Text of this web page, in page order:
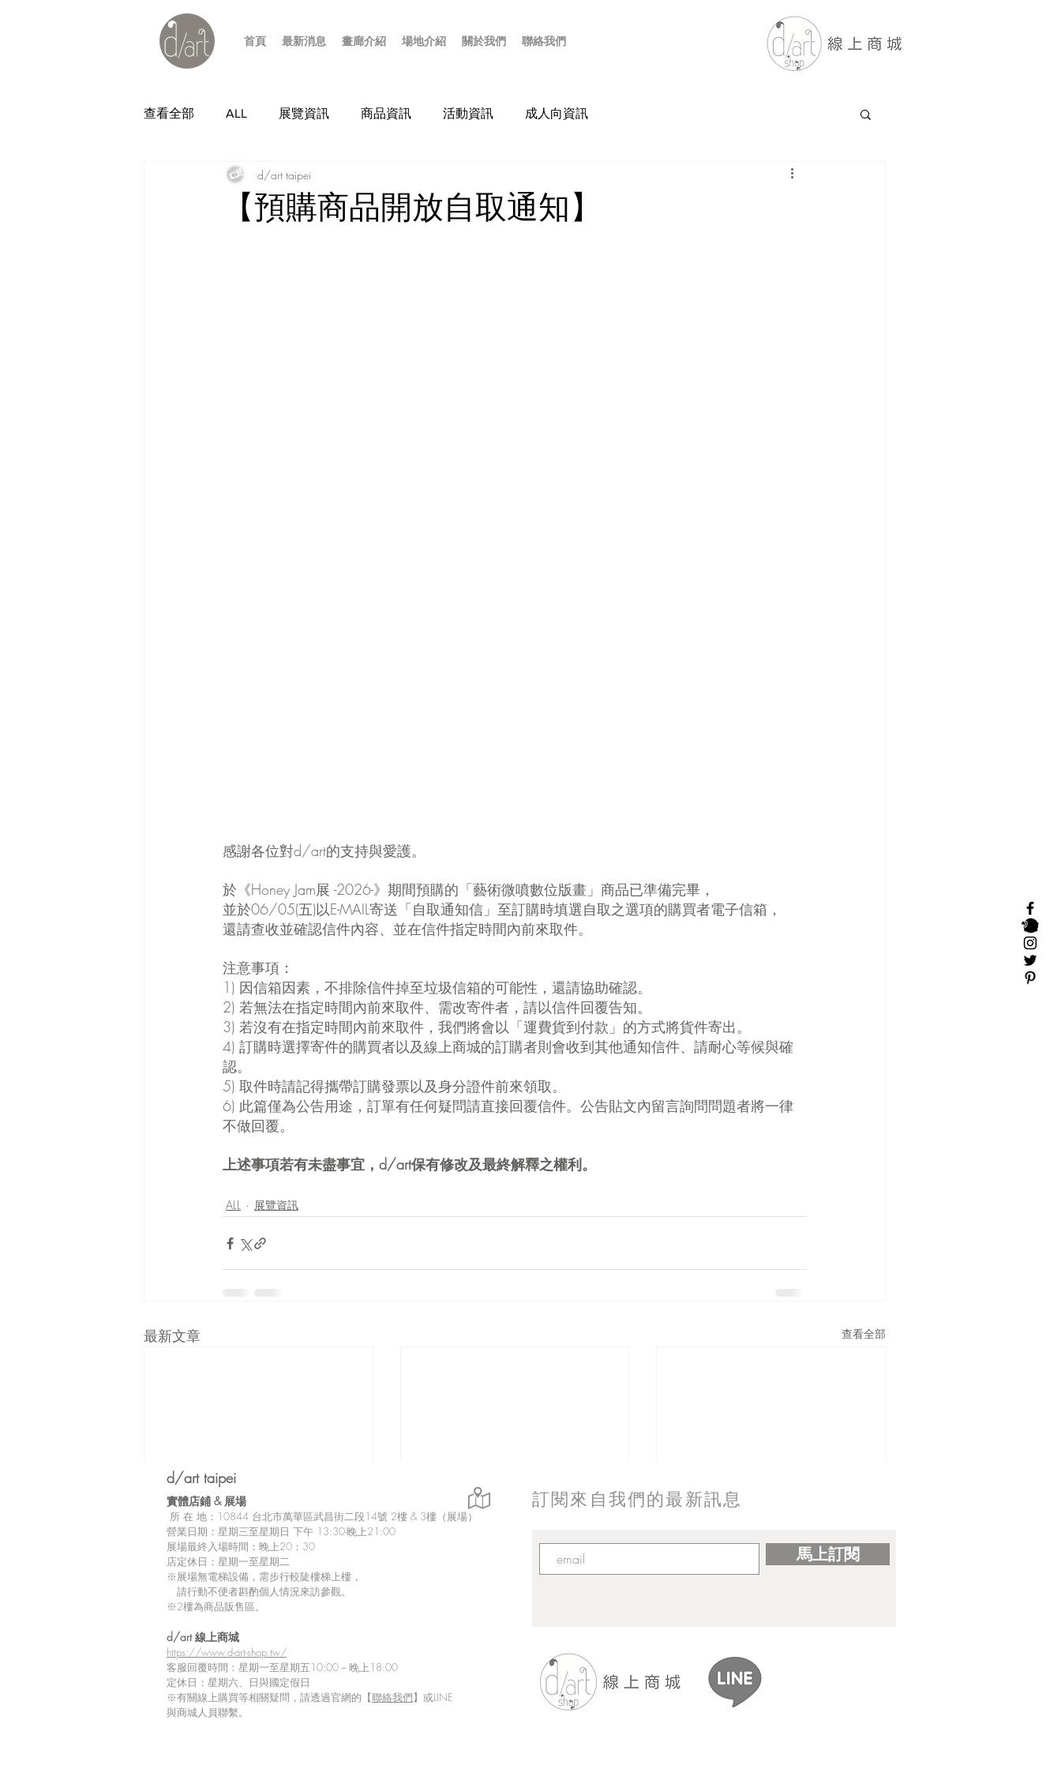
首頁 最新消息 畫廊介紹 場地介紹 關於我們 聯絡我們
查看全部 ALL 展覽資訊 商品資訊 活動資訊 成人向資訊
【預購商品開放自取通知】
d/art taipei
感謝各位對d/art的支持與愛護。
於《Honey Jam展 -2026-》期間預購的「藝術微噴數位版畫」商品已準備完畢，
並於06/05(五)以E-MAIL寄送「自取通知信」至訂購時填選自取之選項的購買者電子信箱，
還請查收並確認信件內容、並在信件指定時間內前來取件。
注意事項：
1) 因信箱因素，不排除信件掉至垃圾信箱的可能性，還請協助確認。
2) 若無法在指定時間內前來取件、需改寄件者，請以信件回覆告知。
3) 若沒有在指定時間內前來取件，我們將會以「運費貨到付款」的方式將貨件寄出。
4) 訂購時選擇寄件的購買者以及線上商城的訂購者則會收到其他通知信件、請耐心等候與確
認。
5) 取件時請記得攜帶訂購發票以及身分證件前來領取。
6) 此篇僅為公告用途，訂單有任何疑問請直接回覆信件。公告貼文內留言詢問問題者將一律
不做回覆。
上述事項若有未盡事宜，d/art保有修改及最終解釋之權利。
ALL 展覽資訊
最新文章 查看全部
撰寫留言......
馬上訂閱
訂閱來自我們的最新訊息
d/art taipei
實體店鋪 & 展場
所 在 地：10844 台北市萬華區武昌街二段14號 2樓 & 3樓（展場）
營業日期：星期三至星期日 下午 13:30-晚上21:00
展場最終入場時間：晚上20：30
店定休日：星期一至星期二
※展場無電梯設備，需步行較陡樓梯上樓，
請行動不便者斟酌個人情況來訪參觀。
※2樓為商品販售區。
d/art 線上商城
https://www.d-art-shop.tw/
客服回覆時間：星期一至星期五10:00－晚上18:00
定休日：星期六、日與國定假日
※有關線上購買等相關疑問，請透過官網的【聯絡我們】或LINE
與商城人員聯繫。